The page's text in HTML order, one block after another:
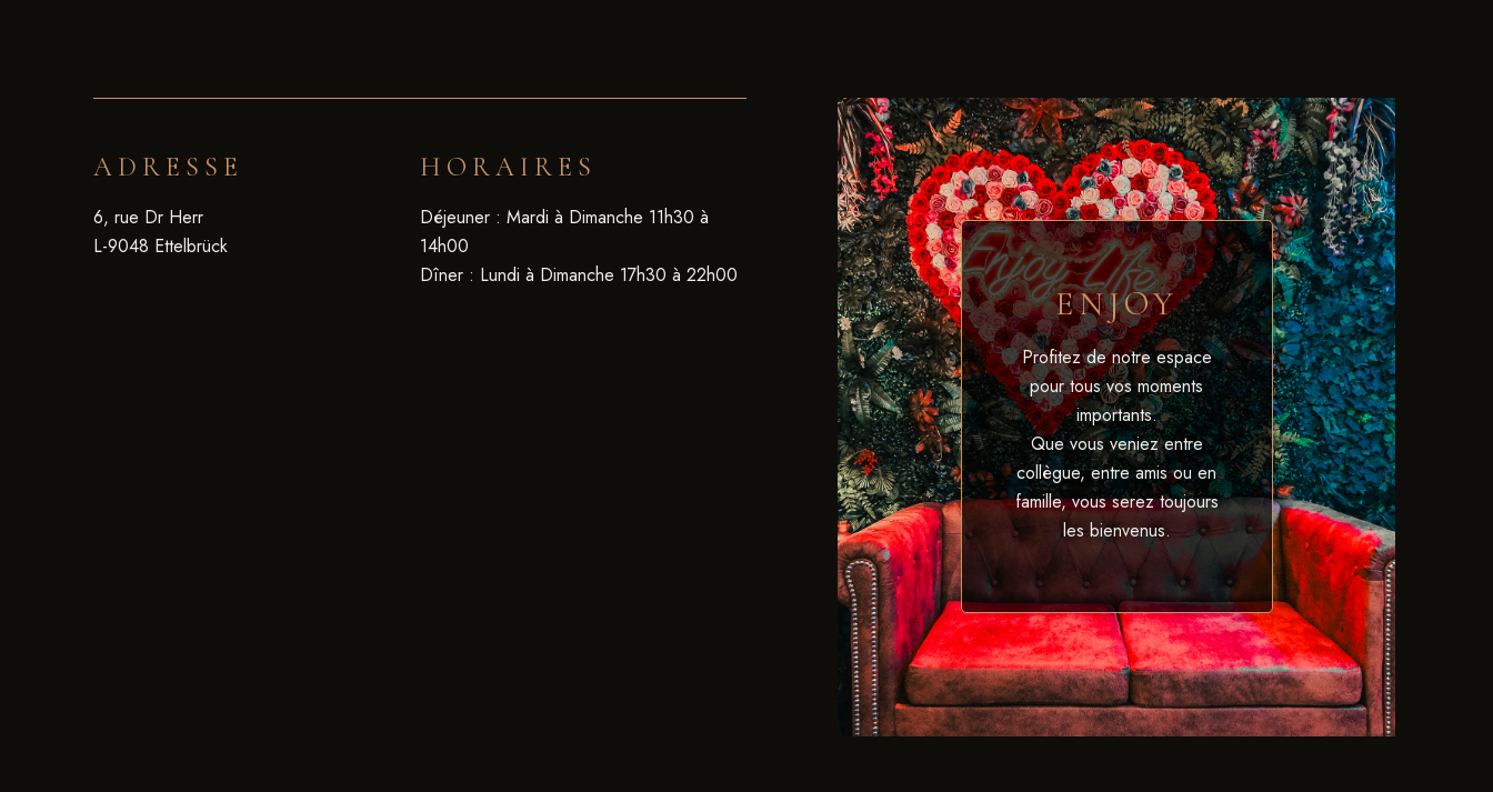
ADRESSE
6, rue Dr Herr
L-9048 Ettelbrück
HORAIRES
Déjeuner : Mardi à Dimanche 11h30 à
14h00
Dîner : Lundi à Dimanche 17h30 à 22h00
ENJOY
Profitez de notre espace
pour tous vos moments
importants.
Que vous veniez entre
collègue, entre amis ou en
famille, vous serez toujours
les bienvenus.